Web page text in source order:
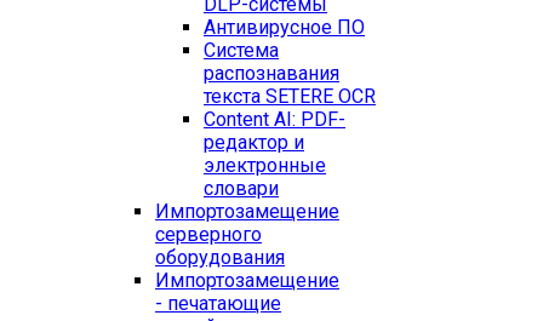
Антивирусное ПО
Система
распознавания
текста SETERE OCR
Content AI: PDF-
редактор и
электронные
словари
Импортозамещение
серверного
оборудования
Импортозамещение
- печатающие